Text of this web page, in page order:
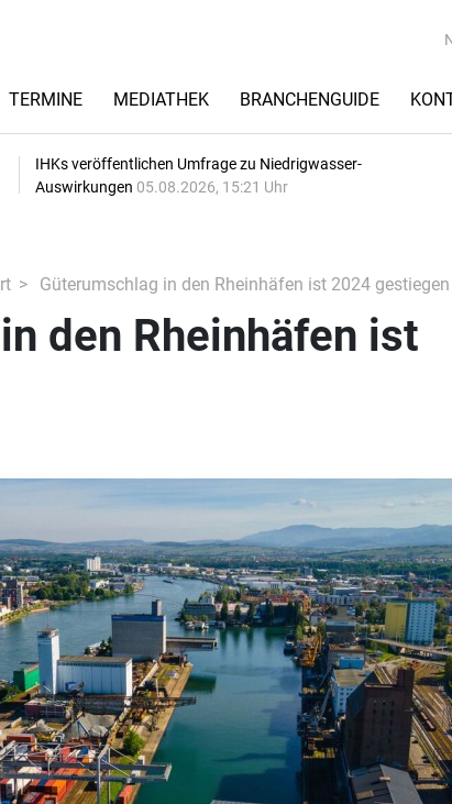
TERMINE MEDIATHEK BRANCHENGUIDE
IHKs veröffentlichen Umfrage zu Niedrigwasser-
Auswirkungen 05.08.2026, 15:21 Uhr
Güterumschlag in den Rheinhäfen ist 2024 gestiegen
den Rheinhäfen ist